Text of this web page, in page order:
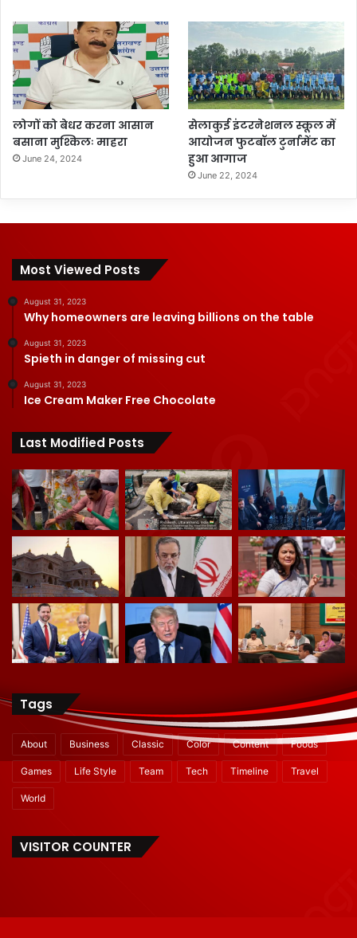
लोगों को बेधर करना आसान
बसाना मुश्किलः माहरा
June 24, 2024
सेलाकुई इंटरनेशनल स्कूल में
आयोजन फुटबॉल टुर्नामेंट का
हुआ आगाज
June 22, 2024
Most Viewed Posts
August 31, 2023
Why homeowners are leaving billions on the table
August 31, 2023
Spieth in danger of missing cut
August 31, 2023
Ice Cream Maker Free Chocolate
Last Modified Posts
Tags
About Business Classic Color Content Foods
Games Life Style Team Tech Timeline Travel
World
VISITOR COUNTER